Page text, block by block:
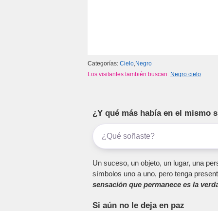
Categorías: Cielo,Negro
Los visitantes también buscan: Negro cielo
¿Y qué más había en el mismo
Un suceso, un objeto, un lugar, una
símbolos uno a uno, pero tenga
sensación que permanece es la
Si aún no le deja en paz